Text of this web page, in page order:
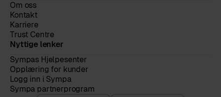
Om oss
Kontakt
Karriere
Trust Centre
Nyttige lenker
Sympas Hjelpesenter
Opplæring for kunder
Logg inn i Sympa
Sympa partnerprogram